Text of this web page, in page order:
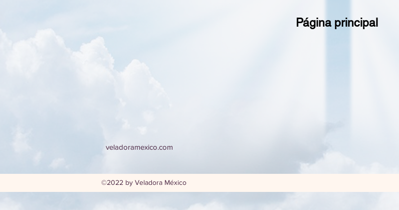
Página principal
veladoramexico.com
©2022 by Veladora México